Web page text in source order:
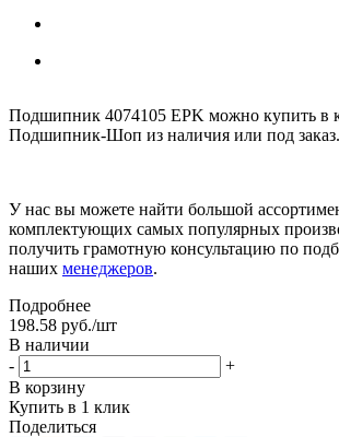
Подшипник 4074105 EPK можно купить в
Подшипник-Шоп из наличия или под заказ.
У нас вы можете найти большой
комплектующих самых популярных
получить грамотную консультацию по
наших менеджеров.
Подробнее
198.58 руб./шт
В наличии
-
+
В корзину
Купить в 1 клик
Поделиться